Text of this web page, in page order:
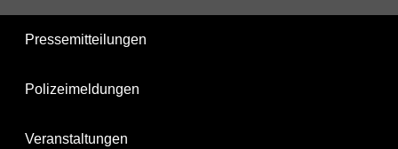
Pressemitteilungen
Polizeimeldungen
Veranstaltungen